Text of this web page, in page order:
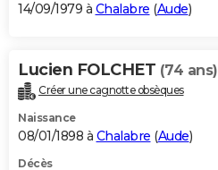
14/09/1979 à Chalabre (Aude)
Lucien FOLCHET (74 ans)
Créer une cagnotte obsèques
Naissance
08/01/1898 à Chalabre (Aude)
Décès